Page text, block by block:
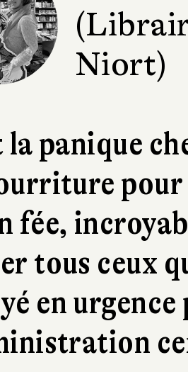
Niort)
la panique
fée,
tous ceux
en